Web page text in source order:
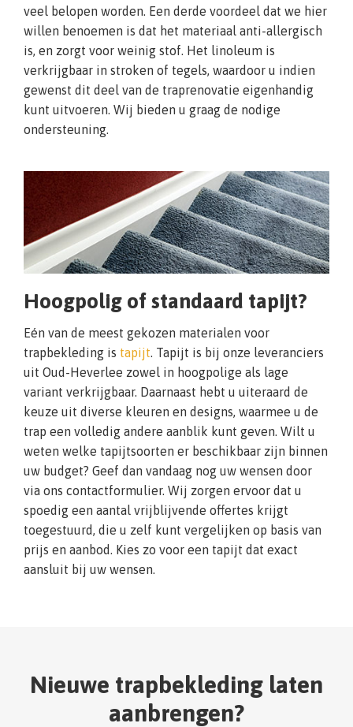
veel belopen worden. Een derde voordeel dat we hier
willen benoemen is dat het materiaal anti-allergisch
is, en zorgt voor weinig stof. Het linoleum is
verkrijgbaar in stroken of tegels, waardoor u indien
gewenst dit deel van de traprenovatie eigenhandig
kunt uitvoeren. Wij bieden u graag de nodige
ondersteuning.
Hoogpolig of standaard tapijt?
Eén van de meest gekozen materialen voor
trapbekleding is tapijt. Tapijt is bij onze leveranciers
uit Oud-Heverlee zowel in hoogpolige als lage
variant verkrijgbaar. Daarnaast hebt u uiteraard de
keuze uit diverse kleuren en designs, waarmee u de
trap een volledig andere aanblik kunt geven. Wilt u
weten welke tapijtsoorten er beschikbaar zijn binnen
uw budget? Geef dan vandaag nog uw wensen door
via ons contactformulier. Wij zorgen ervoor dat u
spoedig een aantal vrijblijvende offertes krijgt
toegestuurd, die u zelf kunt vergelijken op basis van
prijs en aanbod. Kies zo voor een tapijt dat exact
aansluit bij uw wensen.
Nieuwe trapbekleding laten
aanbrengen?